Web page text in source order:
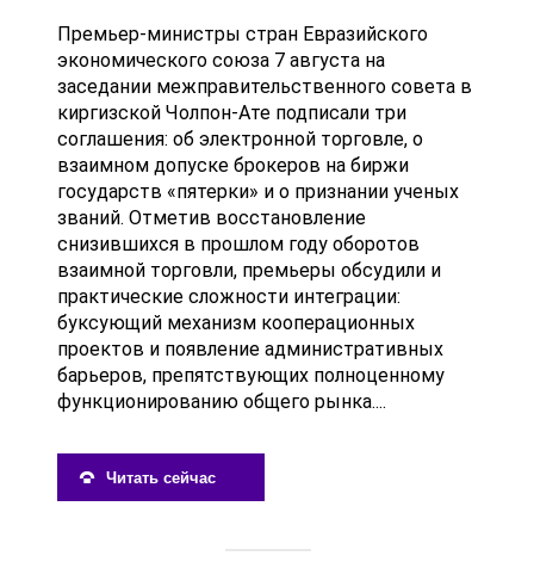
Премьер-министры стран Евразийского
экономического союза 7 августа на
заседании межправительственного совета в
киргизской Чолпон-Ате подписали три
соглашения: об электронной торговле, о
взаимном допуске брокеров на биржи
государств «пятерки» и о признании ученых
званий. Отметив восстановление
снизившихся в прошлом году оборотов
взаимной торговли, премьеры обсудили и
практические сложности интеграции:
буксующий механизм кооперационных
проектов и появление административных
барьеров, препятствующих полноценному
функционированию общего рынка....
Читать сейчас